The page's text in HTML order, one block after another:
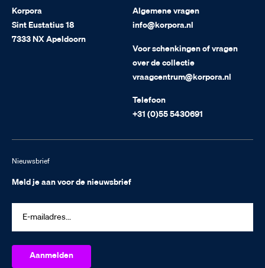
Korpora
Sint Eustatius 18
7333 NX Apeldoorn
Algemene vragen
info@korpora.nl
Voor schenkingen of vragen
over de collectie
vraagcentrum@korpora.nl
Telefoon
+31 (0)55 5430691
Nieuwsbrief
Meld je aan voor de nieuwsbrief